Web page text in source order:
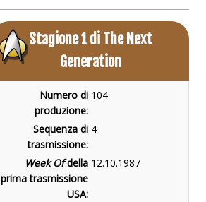
Stagione 1 di The Next
Generation
Numero di
produzione:
104
Sequenza di
trasmissione:
4
Week Ofdella
prima trasmissione
USA:
12.10.1987
r
c
a